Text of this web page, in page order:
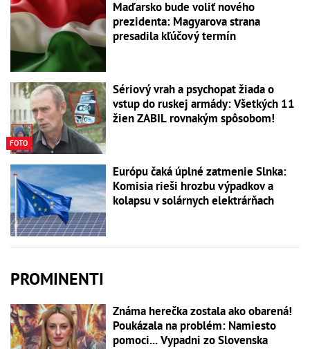
Maďarsko bude voliť nového
prezidenta: Magyarova strana
presadila kľúčový termín
FOTO
Sériový vrah a psychopat žiada o
vstup do ruskej armády: Všetkých 11
žien ZABIL rovnakým spôsobom!
Európu čaká úplné zatmenie Slnka:
Komisia rieši hrozbu výpadkov a
kolapsu v solárnych elektrárňach
PROMINENTI
Známa herečka zostala ako obarená!
Poukázala na problém: Namiesto
pomoci... Vypadni zo Slovenska